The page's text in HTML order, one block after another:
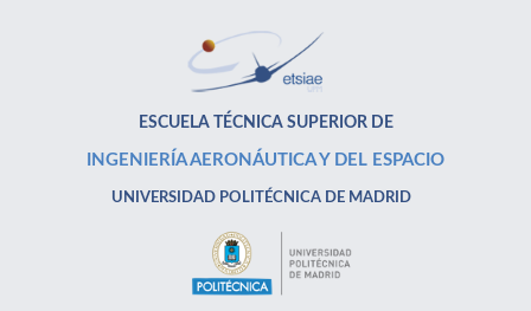
ESCUELA TÉCNICA SUPERIOR DE
INGENIERÍA AERONÁUTICA Y DEL ESPACIO
UNIVERSIDAD POLITÉCNICA DE MADRID